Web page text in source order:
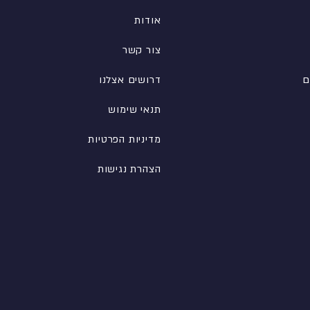
אודות
צור קשר
דרושים אצלנו
תנאי שימוש
מדיניות הפרטיות
הצהרת נגישות